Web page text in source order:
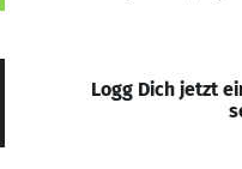
Logg Dich jetzt